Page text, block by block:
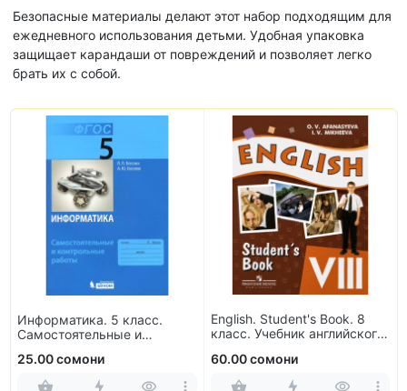
Безопасные материалы делают этот набор подходящим для
ежедневного использования детьми. Удобная упаковка
защищает карандаши от повреждений и позволяет легко
брать их с собой.
Информатика. 5 класс.
Самостоятельные и
25.00 сомони
English. Student's Book. 8
класс. Учебник английского
60.00 сомони